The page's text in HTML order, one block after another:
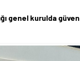
genel kurulda güven